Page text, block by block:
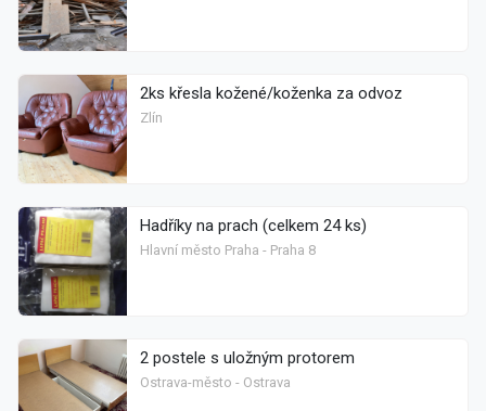
2ks křesla kožené/koženka za odvoz
Zlín
Hadříky na prach (celkem 24 ks)
Hlavní město Praha - Praha 8
2 postele s uložným protorem
Ostrava-město - Ostrava